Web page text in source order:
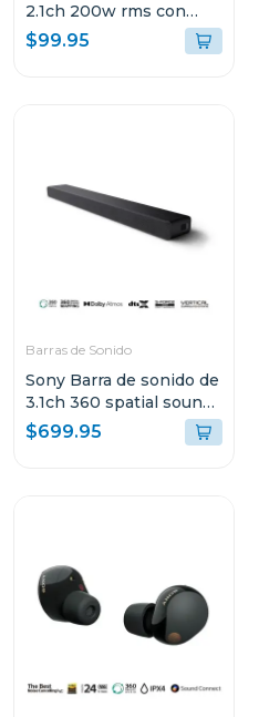
2.1ch 200w rms con
sonido envolvente 3d
hmt200
$99.95
Barras de Sonido
Sony Barra de sonido de
3.1ch 360 spatial sound
mapping dolby atmos
a3000
$699.95